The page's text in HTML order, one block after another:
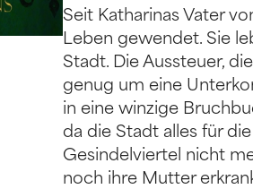
Seit Katharinas Vater
Leben gewendet. Sie
Stadt. Die Aussteuer,
genug um eine
in eine winzige
da die Stadt alles für
Gesindelviertel nicht
noch ihre Mutter